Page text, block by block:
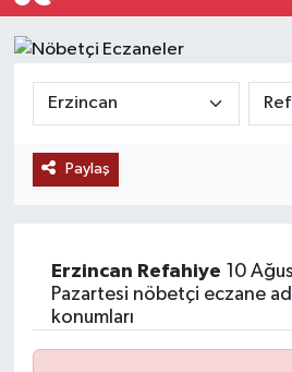
Paylaş
Erzincan Refahiye 10
Pazartesi nöbetçi eczane
konumları
Asayiş
Çevre
Eğitim
Süper Lig Puan Durumu ve
Son Dakika Haberleri